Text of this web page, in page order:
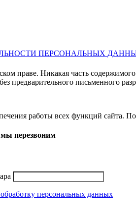
ПЕРСОНАЛЬНЫХ
праве. Никакая часть
предварительного письменного
работы всех функций сайта.
перезвоним
обработку персональных данных